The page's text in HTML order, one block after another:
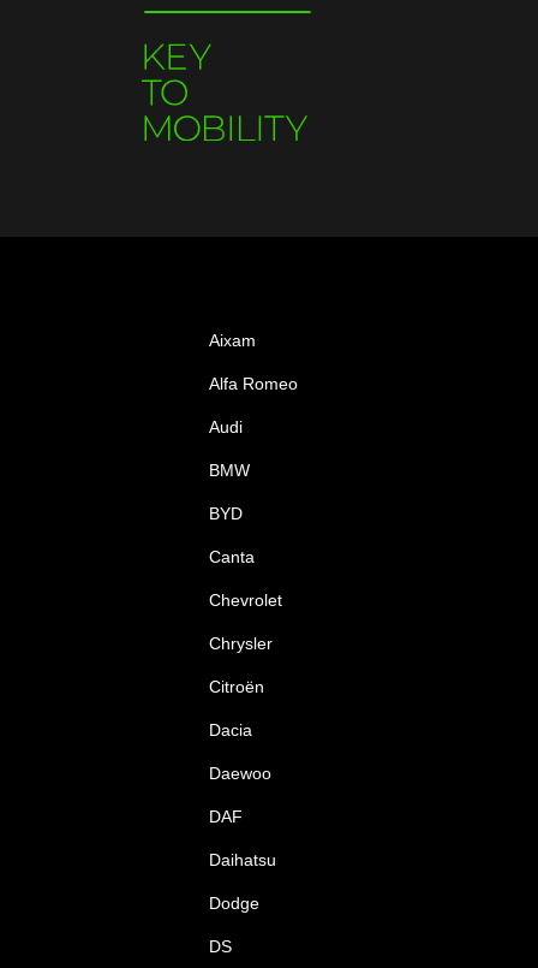
Aixam
Alfa Romeo
Audi
BMW
BYD
Canta
Chevrolet
Chrysler
Citroën
Dacia
Daewoo
DAF
Daihatsu
Dodge
DS